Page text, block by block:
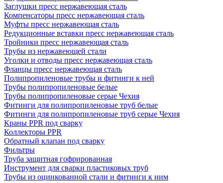
Заглушки пресс нержавеющая сталь
Компенсаторы пресс нержавеющая сталь
Муфты пресс нержавеющая сталь
Редукционные вставки пресс нержавеющая сталь
Тройники пресс нержавеющая сталь
Трубы из нержавеющей стали
Уголки и отводы пресс нержавеющая сталь
Фланцы пресс нержавеющая сталь
Полипропиленовые трубы и фитинги к ней
Трубы полипропиленовые белые
Трубы полипропиленовые серые Чехия
Фитинги для полипропиленовые труб белые
Фитинги для полипропиленовые труб серые Чехия
Краны PPR под сварку
Коллекторы PPR
Обратный клапан под сварку
Фильтры
Труба защитная гофрированная
Инструмент для сварки пластиковых труб
Трубы из оцинкованной стали и фитинги к ним